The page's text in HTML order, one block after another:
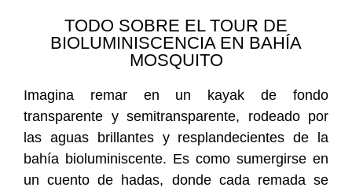
TODO SOBRE EL TOUR DE
BIOLUMINISCENCIA EN BAHÍA
MOSQUITO
Imagina remar en un kayak de fondo
transparente y semitransparente, rodeado por
las aguas brillantes y resplandecientes de la
bahía bioluminiscente. Es como sumergirse en
un cuento de hadas, donde cada remada se